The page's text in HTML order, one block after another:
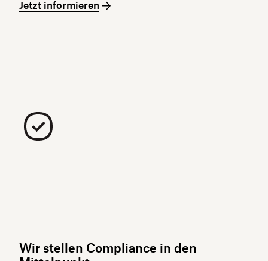
Jetzt informieren
Wir stellen Compliance in den